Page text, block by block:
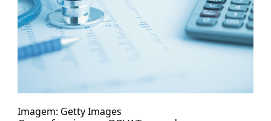
Imagem: Getty Images